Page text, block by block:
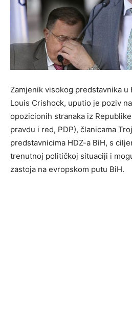
Zamjenik visokog predstavnika u
Louis Crishock, uputio je poziv
opozicionih stranaka iz
pravdu i red, PDP), članicama
predstavnicima HDZ-a BiH, s
trenutnoj političkoj situaciji i
zastoja na evropskom putu BiH.